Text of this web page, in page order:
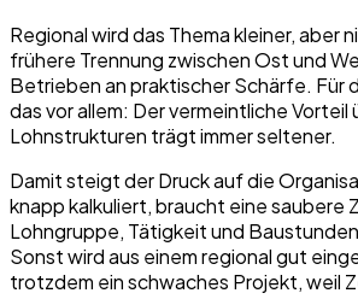
Regional wird das Thema kleiner, aber
frühere Trennung zwischen Ost und
Betrieben an praktischer Schärfe. Für
das vor allem: Der vermeintliche Vorteil
Lohnstrukturen trägt immer seltener.
Damit steigt der Druck auf die
knapp kalkuliert, braucht eine saubere
Lohngruppe, Tätigkeit und
Sonst wird aus einem regional gut
trotzdem ein schwaches Projekt, weil